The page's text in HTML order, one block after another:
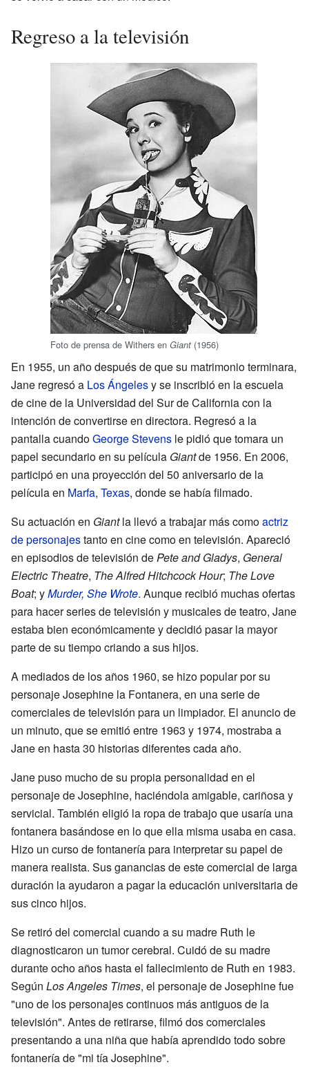
Regreso a la televisión
Foto de prensa de Withers en Giant (1956)
En 1955, un año después de que su matrimonio terminara,
Jane regresó a Los Ángelesy se inscribió en la escuela
de cine de la Universidad del Sur de California con la
intención de convertirse en directora. Regresó a la
pantalla cuandoGeorge Stevens le pidió que tomara un
papel secundario en su película Giantde 1956. En 2006,
participó en una proyección del 50 aniversario de la
película en Marfa, Texas, donde se había filmado.
Su actuación en Giantla llevó a trabajar más comoactriz
de personajestanto en cine como en televisión. Apareció
en episodios de televisión dePete and Gladys, General
Electric Theatre, The Alfred Hitchcock Hour; The Love
Boat; yMurder, She Wrote. Aunque recibió muchas ofertas
para hacer series de televisión y musicales de teatro, Jane
estaba bien económicamente y decidió pasar la mayor
parte de su tiempo criando a sus hijos.
A mediados de los años 1960, se hizo popular por su
personaje Josephine la Fontanera, en una serie de
comerciales de televisión para un limpiador. El anuncio de
un minuto, que se emitió entre 1963 y 1974, mostraba a
Jane en hasta 30 historias diferentes cada año.
Jane puso mucho de su propia personalidad en el
personaje de Josephine, haciéndola amigable, cariñosa y
servicial. También eligió la ropa de trabajo que usaría una
fontanera basándose en lo que ella misma usaba en casa.
Hizo un curso de fontanería para interpretar su papel de
manera realista. Sus ganancias de este comercial de larga
duración la ayudaron a pagar la educación universitaria de
sus cinco hijos.
Se retiró del comercial cuando a su madre Ruth le
diagnosticaron un tumor cerebral. Cuidó de su madre
durante ocho años hasta el fallecimiento de Ruth en 1983.
Según Los Angeles Times, el personaje de Josephine fue
"uno de los personajes continuos más antiguos de la
televisión". Antes de retirarse, filmó dos comerciales
presentando a una niña que había aprendido todo sobre
fontanería de "mi tía Josephine".